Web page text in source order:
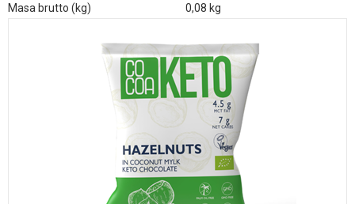
Masa brutto (kg)
0,08 kg